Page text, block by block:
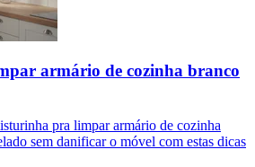
armário de cozinha branco
pra limpar armário de cozinha
sem danificar o móvel com estas dicas